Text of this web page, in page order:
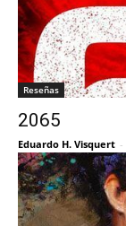
Reseñas
2065
Eduardo H. Visquert -